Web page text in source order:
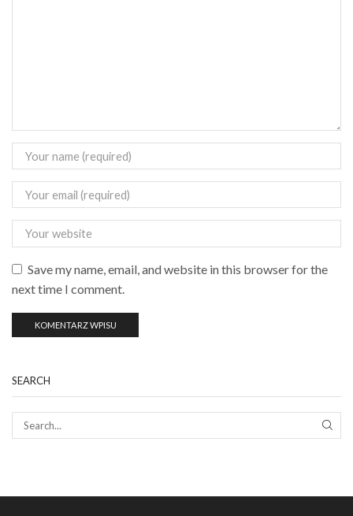
Save my name, email, and website in this browser for the
next time I comment.
SEARCH